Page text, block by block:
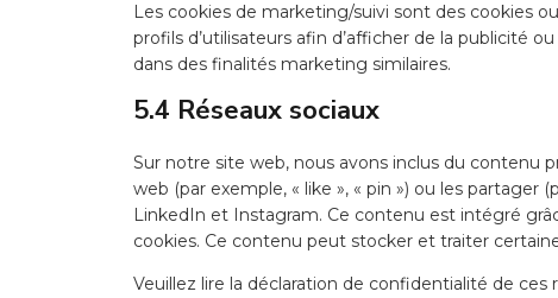
Les cookies de marketing/suivi sont des cookies
profils d’utilisateurs afin d’afficher de la publicité
dans des finalités marketing similaires.
5.4 Réseaux sociaux
Sur notre site web, nous avons inclus du contenu
web (par exemple, « like », « pin ») ou les partager
LinkedIn et Instagram. Ce contenu est intégré
cookies. Ce contenu peut stocker et traiter
Veuillez lire la déclaration de confidentialité de